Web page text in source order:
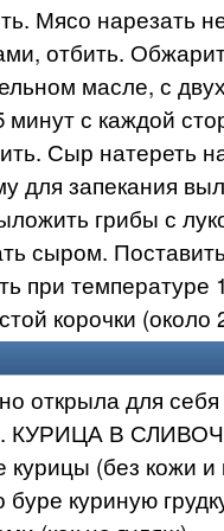
Мясо нарезать
отбить.
масле, с
минут с каждой
Сыр натереть
для запекания
грибы с
сыром.
при температуре
корочки (около
открыла для
КУРИЦА В
курицы (без кожи и
куриную